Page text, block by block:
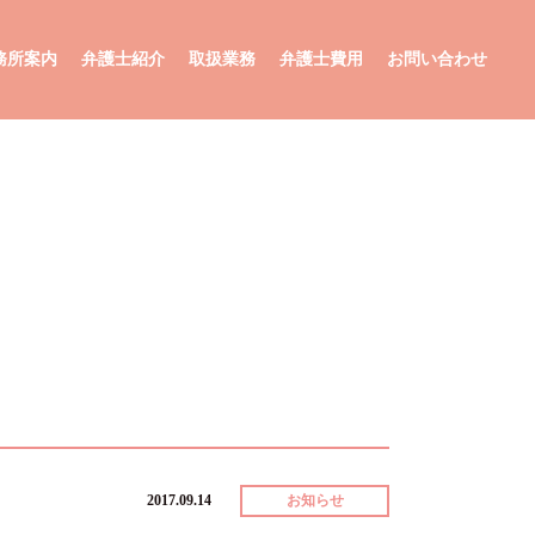
所案内 弁護士紹介 取扱業務 弁護士費用 お問い合わせ
2017.09.14 お知らせ